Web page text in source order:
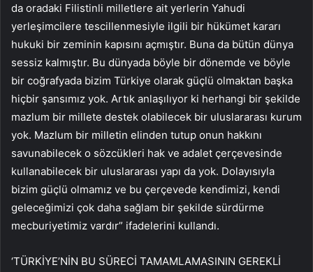
da oradaki Filistinli milletlere ait yerlerin Yahudi
yerleşimcilere tescillenmesiyle ilgili bir hükümet kararı
hukuki bir zeminin kapısını açmıştır. Buna da bütün dünya
sessiz kalmıştır. Bu dünyada böyle bir dönemde ve böyle
bir coğrafyada bizim Türkiye olarak güçlü olmaktan başka
hiçbir şansımız yok. Artık anlaşılıyor ki herhangi bir şekilde
mazlum bir millete destek olabilecek bir uluslararası kurum
yok. Mazlum bir milletin elinden tutup onun hakkını
savunabilecek o sözcükleri hak ve adalet çerçevesinde
kullanabilecek bir uluslararası yapı da yok. Dolayısıyla
bizim güçlü olmamız ve bu çerçevede kendimizi, kendi
geleceğimizi çok daha sağlam bir şekilde sürdürme
mecburiyetimiz vardır” ifadelerini kullandı.
‘TÜRKİYE’NİN BU SÜRECİ TAMAMLAMASININ GEREKLİ